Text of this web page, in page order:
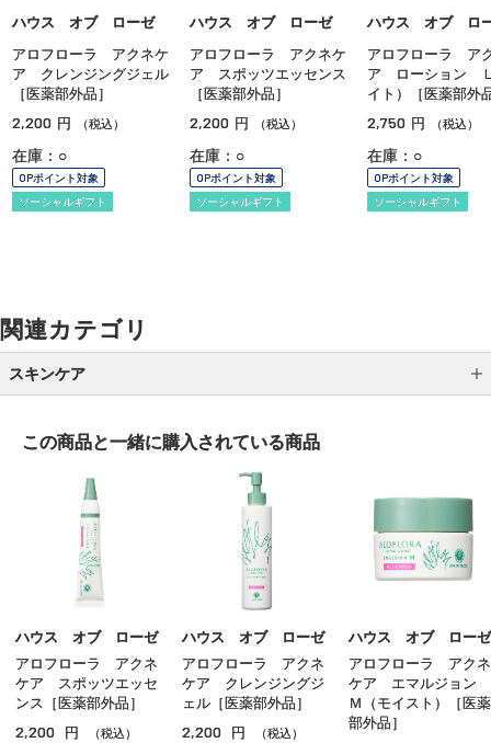
ハウス オブ ローゼ
アロフローラ アクネケ
ア クレンジングジェル
［医薬部外品］
2,200 円 （税込）
在庫：○
OPポイント対象
ソーシャルギフト
ハウス オブ ローゼ
アロフローラ アクネケ
ア スポッツエッセンス
［医薬部外品］
2,200 円 （税込）
在庫：○
OPポイント対象
ソーシャルギフト
ハウス オブ ロ
アロフローラ ア
ア ローション
イト）［医薬部外
2,750 円 （税込）
在庫：○
OPポイント対象
ソーシャルギフト
関連カテゴリ
スキンケア
美容液
オイル
アイケア
この商品と一緒に購入されている商品
ハウス オブ ローゼ
アロフローラ アクネ
ケア スポッツエッセ
ンス［医薬部外品］
2,200 円 （税込）
ハウス オブ ローゼ
アロフローラ アクネ
ケア クレンジングジ
ェル［医薬部外品］
2,200 円 （税込）
ハウス オブ ローゼ
アロフローラ アクネ
ケア エマルジョン
Ｍ（モイスト）［医薬
部外品］